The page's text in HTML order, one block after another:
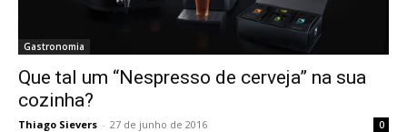
Gastronomia
Que tal um “Nespresso de cerveja” na sua
cozinha?
Thiago Sievers - 27 de junho de 2016 0